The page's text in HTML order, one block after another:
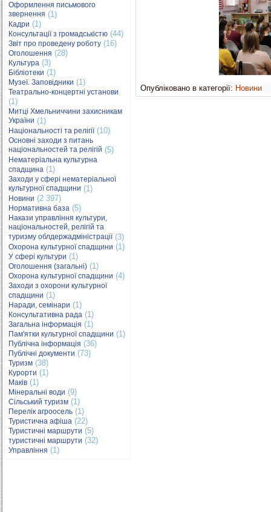
Оформлення письмового
звернення (1)
Кадри (1)
Консультації з громадськістю (44)
Звіт про проведену роботу (16)
Оголошення (28)
Культура (3)
Бібліотеки (1)
Музеї. Заповідники (1)
Театрально-концертні установи
(1)
Митці Хмельниччини захисникам
України (1)
Національності та релігії(10)
Основні заходи з питань
національностей та релігій (5)
Нематеріальна культурна
спадщина (1)
Заходи у сфері нематеріальної
культурної спадщини (1)
Новини (2 397)
Нормативна база (5)
Накази управління культури,
національностей, релігій та
туризму облдержадміністрації(3)
Охорона культурної спадщини (1)
У сфері культури (1)
Оголошення (загальні) (1)
Охорона культурної спадщини (4)
Заходи з охорони культурної
спадщини (1)
Наради, семінари (1)
Консультативна рада (1)
Загальна інформація (1)
Пам'ятки культурної спадщини (1)
Публічна інформація (36)
Публічні документи (73)
Туризм (38)
Курорти (1)
Маків (1)
Мінеральні води (9)
Сільський туризм (1)
Перелік агроосель (1)
Туристична афіша (22)
Туристичні маршрути (5)
туристичні маршрути (32)
Управління (1)
Опубліковано в категорії: Новини